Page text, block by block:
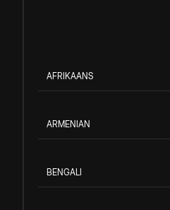
AFRIKAANS
ARMENIAN
BENGALI